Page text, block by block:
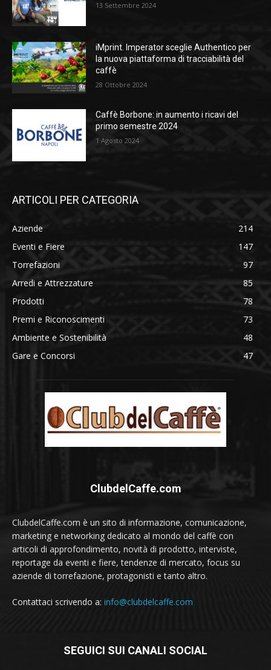
13 Settembre 2024
iMprint. Imperator sceglie Authentico per
la nuova piattaforma di tracciabilità del
caffè
28 Ottobre 2024
Caffè Borbone: in aumento i ricavi del
primo semestre 2024
1 Agosto 2024
ARTICOLI PER CATEGORIA
Aziende
214
Eventi e Fiere
147
Torrefazioni
97
Arredi e Attrezzature
85
Prodotti
78
Premi e Riconoscimenti
73
Ambiente e Sostenibilità
48
Gare e Concorsi
47
ClubdelCaffe.com
ClubdelCaffe.com è un sito di informazione, comunicazione,
marketing e networking dedicato al mondo del caffè con
articoli di approfondimento, novità di prodotto, interviste,
reportage da eventi e fiere, tendenze di mercato, focus su
aziende di torrefazione, protagonisti e tanto altro.
Contattaci scrivendo a: info@clubdelcaffe.com
SEGUICI SUI CANALI SOCIAL